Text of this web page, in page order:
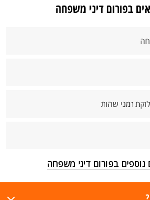
בפורום דיני משפחה
זמני שהות
נוספים בפורום דיני משפחה